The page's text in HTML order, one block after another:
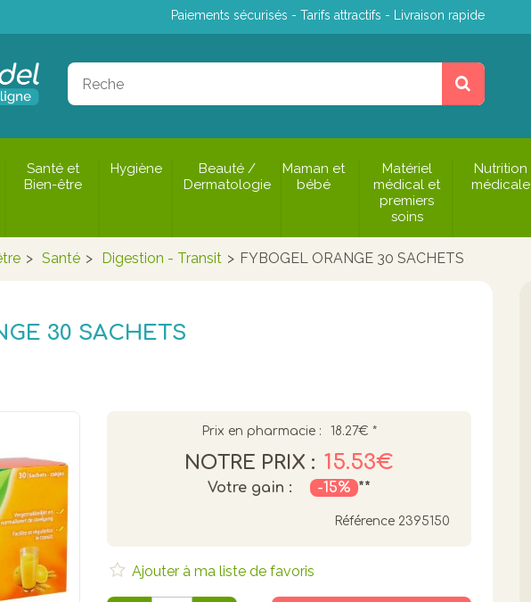
Paiements sécurisés - Tarifs attractifs - Livraison rapide
Santé et
Bien-être
Hygiène
Beauté /
Dermatologie
Maman et
bébé
Matériel
médical et
premiers
soins
Nutrition
médicale
> Santé > Digestion - Transit > FYBOGEL ORANGE 30 SACHETS
30 SACHETS
Prix en pharmacie : 18.27€ *
NOTRE PRIX : 15.53€
Votre gain : -15% **
Référence 2395150
Ajouter à ma liste de favoris